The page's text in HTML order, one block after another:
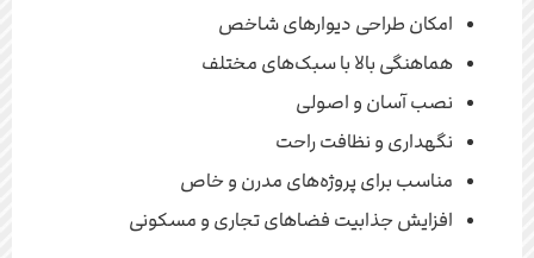
امکان طراحی دیوارهای شاخص
هماهنگی بالا با سبک‌های مختلف
نصب آسان و اصولی
نگهداری و نظافت راحت
مناسب برای پروژه‌های مدرن و خاص
افزایش جذابیت فضاهای تجاری و مسکونی